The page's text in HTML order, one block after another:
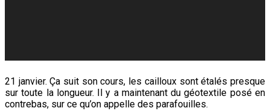
21 janvier. Ça suit son cours, les cailloux sont étalés presque
sur toute la longueur. Il y a maintenant du géotextile posé en
contrebas, sur ce qu’on appelle des parafouilles.